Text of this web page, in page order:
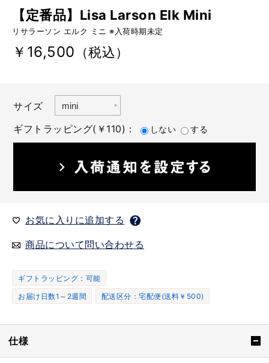
【定番品】Lisa Larson Elk Mini
リサラーソン エルク ミニ ※入荷時期未定
￥16,500 （税込）
サイズ
ギフトラッピング(￥110)：
しない する
お気に入りに追加する
商品について問い合わせる
ギフトラッピング：可能
お届け日数1～2週間
配送区分：宅配便(送料￥500)
仕様